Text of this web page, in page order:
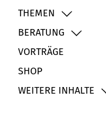
THEMEN
BERATUNG
VORTRÄGE
SHOP
WEITERE INHALTE